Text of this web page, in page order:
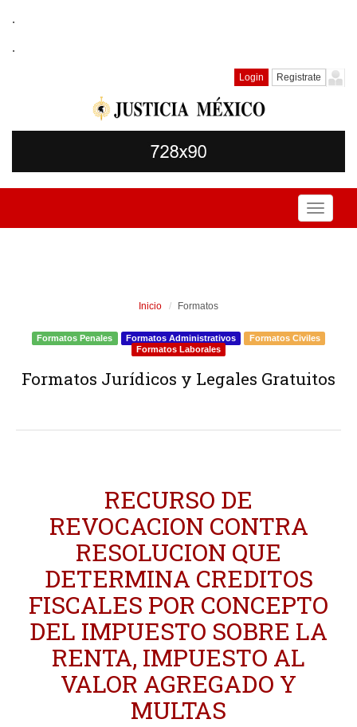
.
.
Login Registrate
Toggle
Inicio Formatos
Formatos Penales Formatos Administrativos
Formatos Civiles
Formatos Laborales
Formatos Jurídicos y Legales Gratuitos
RECURSO DE
REVOCACION CONTRA
RESOLUCION QUE
DETERMINA CREDITOS
FISCALES POR CONCEPTO
DEL IMPUESTO SOBRE LA
RENTA, IMPUESTO AL
VALOR AGREGADO Y
MULTAS